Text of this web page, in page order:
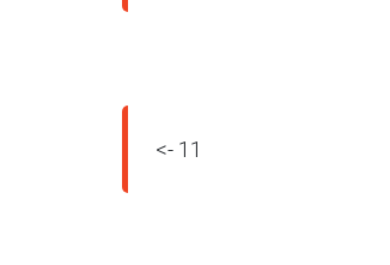
<- 11